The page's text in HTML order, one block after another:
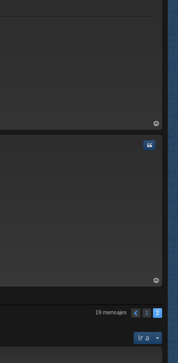
rri
ba
Citar
rri
19 mensajes 1 2
Ir a